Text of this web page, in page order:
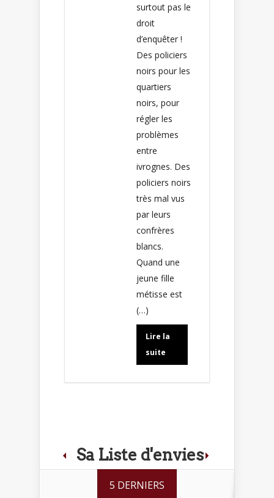
surtout pas le
droit
d’enquêter !
Des policiers
noirs pour les
quartiers
noirs, pour
régler les
problèmes
entre
ivrognes. Des
policiers noirs
très mal vus
par leurs
confrères
blancs.
Quand une
jeune fille
métisse est
(…)
Lire la
suite
Sa Liste d'envies
5 DERNIERS